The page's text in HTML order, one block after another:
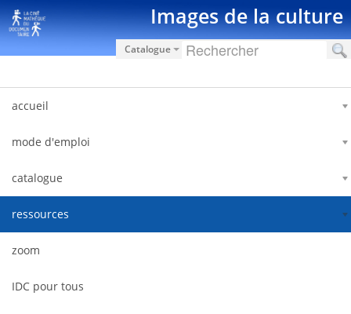
Saut au contenu Images de la culture
Catalogue
accueil
mode d'emploi
catalogue
ressources
zoom
IDC pour tous